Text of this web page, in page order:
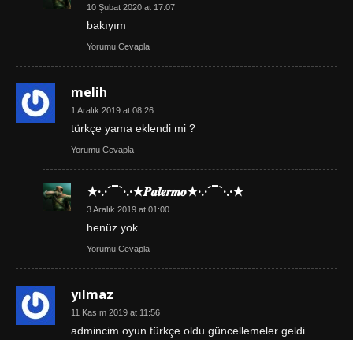
10 Şubat 2020 at 17:07
bakıyım
Yorumu Cevapla
melih
1 Aralık 2019 at 08:26
türkçe yama eklendi mi ?
Yorumu Cevapla
★·.·´¯`·.·★𝑷𝒂𝒍𝒆𝒓𝒎𝒐★·.·´¯`·.·★
3 Aralık 2019 at 01:00
henüz yok
Yorumu Cevapla
yılmaz
11 Kasım 2019 at 11:56
admincim oyun türkçe oldu güncellemeler geldi